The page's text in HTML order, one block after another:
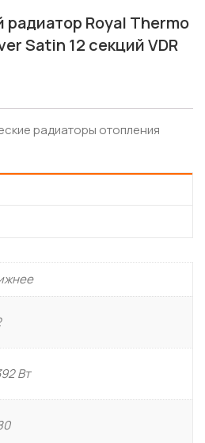
Royal Thermo
Satin 12 секций VDR
радиаторы отопления
Вт